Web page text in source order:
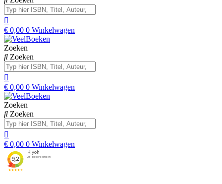
€ 0,00 0 Winkelwagen
Zoeken
Zoeken
€ 0,00 0 Winkelwagen
Zoeken
Zoeken
€ 0,00 0 Winkelwagen